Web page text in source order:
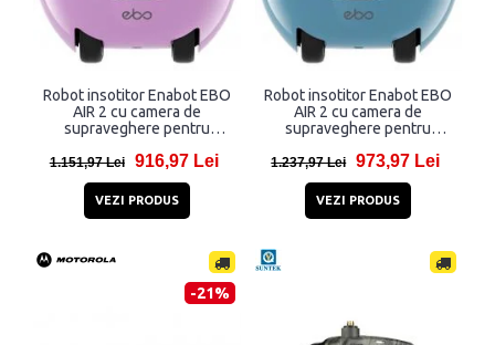
Robot insotitor Enabot EBO
AIR 2 cu camera de
supraveghere pentru
2450 mAh, Aplicatie
dedicata, Roz
1.151,97 Lei 916,97 Lei
VEZI PRODUS
Robot insotitor Enabot EBO
AIR 2 cu camera de
supraveghere pentru
2450 mAh, Aplicatie
dedicata, Albastru
1.237,97 Lei 973,97 Lei
VEZI PRODUS
-21%